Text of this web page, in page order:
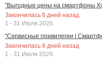
"Выгодные цены на смартфоны
Закончилась 6 дней назад
1 - 31 Июля 2026
"Сервисные привилегии |
Закончилась 6 дней назад
1 - 31 Июля 2026